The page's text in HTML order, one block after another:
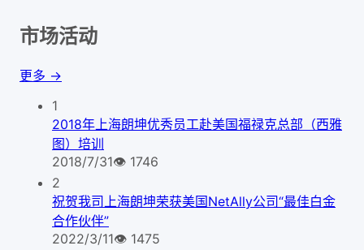
市场活动
更多 →
1
2018年上海朗坤优秀员工赴美国福禄克总部（西雅
图）培训
2018/7/31👁 1746
2
祝贺我司上海朗坤荣获美国NetAlly公司“最佳白金
合作伙伴”
2022/3/11👁 1475